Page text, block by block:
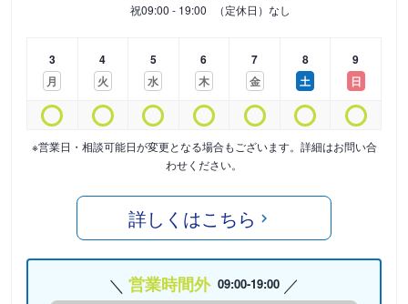
祝09:00 - 19:00 （定休日）なし
3
月
4
火
5
水
6
木
7
金
8
土
9
日
※営業日・相談可能日が変更となる場合もございます。詳細はお問い合
わせください。
詳しくはこちら
営業時間外 09:00-19:00